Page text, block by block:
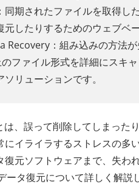
期されたファイルを取得し
したりするためのウェブベ
Recovery：組み込みの方法
ファイル形式を詳細にスキ
リューションです。
、誤って削除してしまったり
イライラするストレスの
元ソフトウェアまで、失わ
ータ復元について詳しく解